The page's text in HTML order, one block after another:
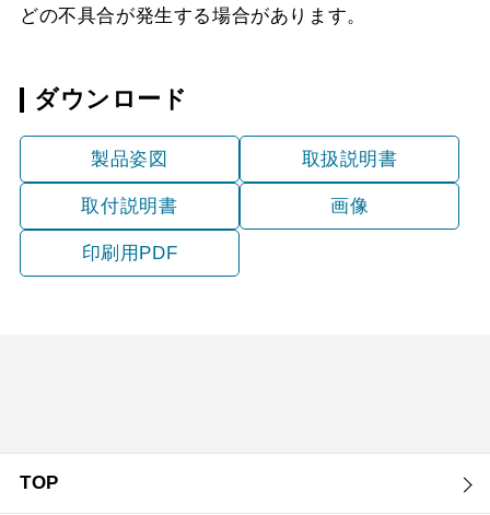
どの不具合が発生する場合があります。
ダウンロード
製品姿図 取扱説明書
取付説明書 画像
印刷用PDF
TOP